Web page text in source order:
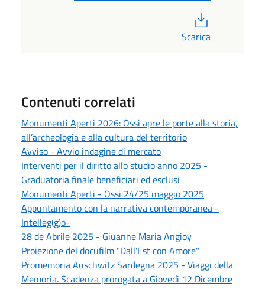
Scarica
Contenuti correlati
Monumenti Aperti 2026: Ossi apre le porte alla storia,
all’archeologia e alla cultura del territorio
Avviso - Avvio indagine di mercato
Interventi per il diritto allo studio anno 2025 -
Graduatoria finale beneficiari ed esclusi
Monumenti Aperti - Ossi 24/25 maggio 2025
Appuntamento con la narrativa contemporanea -
Intelleg(g)o-
28 de Abrile 2025 - Giuanne Maria Angioy
Proiezione del docufilm "Dall'Est con Amore"
Promemoria Auschwitz Sardegna 2025 - Viaggi della
Memoria. Scadenza prorogata a Giovedì 12 Dicembre